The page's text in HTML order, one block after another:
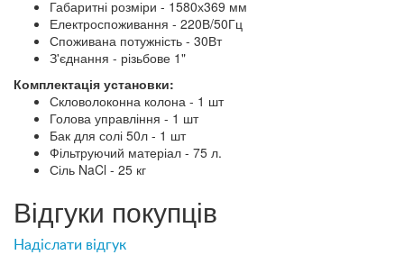
Габаритні розміри - 1580х369 мм
Електроспоживання - 220В/50Гц
Споживана потужність - 30Вт
З'єднання - різьбове 1"
Комплектація установки:
Скловолоконна колона - 1 шт
Голова управління - 1 шт
Бак для солі 50л - 1 шт
Фільтруючий матеріал - 75 л.
Сіль NaCl - 25 кг
Відгуки покупців
Надіслати відгук